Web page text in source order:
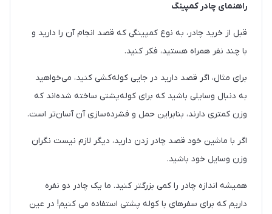
راهنمای چادر کمپینگ
قبل از خرید چادر، به نوع کمپینگی که قصد انجام آن را دارید و
با چند نفر همراه هستید، فکر کنید.
برای مثال، اگر قصد دارید در جایی کوله‌کشی کنید، می‌خواهید
به دنبال وسایلی باشید که برای کوله‌پشتی ساخته شده‌اند که
وزن کمتری دارند، بنابراین حمل و فشرده‌سازی آن آسان‌تر است.
اگر با ماشین خود قصد چادر زدن دارید، دیگر لازم نیست نگران
وزن وسایل خود باشید.
همیشه اندازه چادر را کمی بزرگتر کنید. ما یک چادر دو نفره
داریم که برای سفرهای با کوله پشتی استفاده می کنیم! در عین